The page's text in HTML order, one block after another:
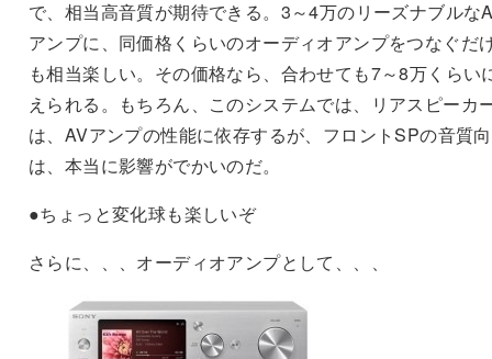
で、相当高音質が期待できる。3～4万のリーズナブルな
アンプに、同価格くらいのオーディオアンプをつなぐだ
も相当楽しい。その価格なら、合わせても7～8万くらい
えられる。もちろん、このシステムでは、リアスピーカ
は、AVアンプの性能に依存するが、フロントSPの音質
は、本当に影響がでかいのだ。
●ちょっと変化球も楽しいぞ
さらに、、、オーディオアンプとして、、、